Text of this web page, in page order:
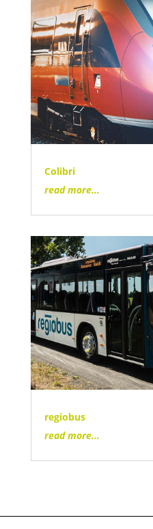
Colibri
read more...
regiobus
read more...